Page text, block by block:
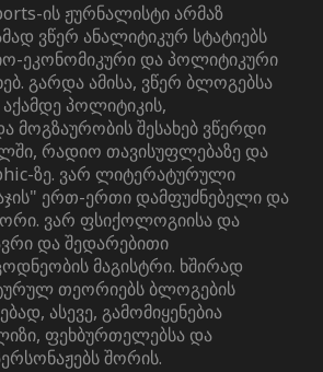
ის ჟურნალისტი არმაზ
ვწერ ანალიტიკურ სტატიებს
ეკონომიკური და პოლიტიკური
გარდა ამისა, ვწერ ბლოგებსა
პოლიტიკის,
მოგზაურობის შესახებ ვწერდი
რადიო თავისუფლებაზე და
ზე. ვარ ლიტერატურული
ერთ-ერთი დამფუძნებელი და
ვარ ფსიქოლოგიისა და
და შედარებითი
მაგისტრი. ხშირად
თეორიებს ბლოგების
ასევე, გამომიყენებია
ფეხბურთელებსა და
შორის.